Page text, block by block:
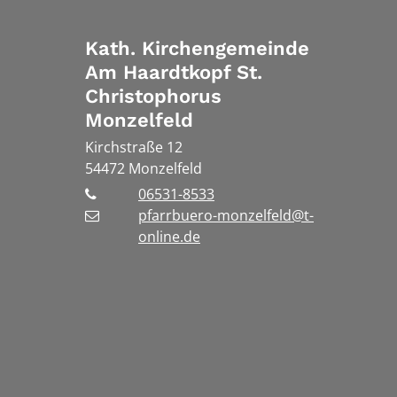
Kath. Kirchengemeinde
Am Haardtkopf St.
Christophorus
Monzelfeld
Kirchstraße 12
54472 Monzelfeld
06531-8533
pfarrbuero-monzelfeld@t-
online.de